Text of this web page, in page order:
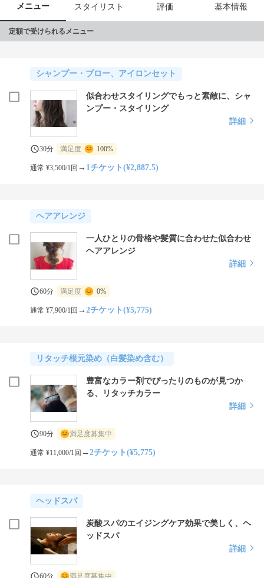
メニュー スタイリスト 評価 基本情報
定額で受けられるメニュー
シャンプー・ブロー、アイロンセット
似合わせスタイリングでもっと素敵に、シャ
ンプー・スタイリング
詳細
30分 満足度 100%
通常 ¥3,500/1回 → 1チケット(¥2,887.5)
ヘアアレンジ
一人ひとりの骨格や髪質に合わせた似合わせ
ヘアアレンジ
詳細
60分 満足度 0%
通常 ¥7,900/1回 →2チケット(¥5,775)
リタッチ根元染め（白髪染め含む）
豊富なカラー剤でぴったりのものが見つか
る、リタッチカラー
詳細
90分 満足度募集中
通常 ¥11,000/1回 →2チケット(¥5,775)
ヘッドスパ
炭酸スパのエイジングケア効果で美しく、ヘ
ッドスパ
詳細
60分 満足度募集中